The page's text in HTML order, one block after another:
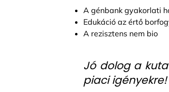
A génbank gyakorlati
Edukáció az értő
A rezisztens nem bio
Jó dolog a
piaci igényekre!